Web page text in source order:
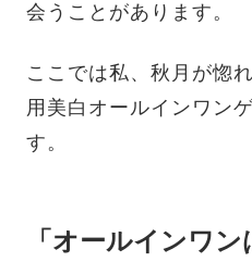
会うことがあります。
ここでは私、秋月が惚
用美白オールインワン
す。
「オールインワ